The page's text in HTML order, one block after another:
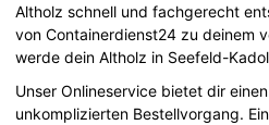
Altholz schnell und fachgerecht
von Containerdienst24 zu deinem
werde dein Altholz in Seefeld-
Unser Onlineservice bietet dir
unkomplizierten Bestellvorgang.